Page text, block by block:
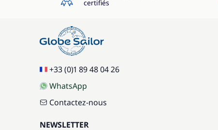
certifiés
+33 (0)1 89 48 04 26
WhatsApp
Contactez-nous
NEWSLETTER